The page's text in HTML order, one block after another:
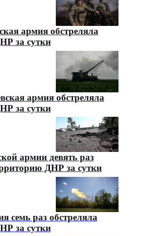
армия обстреляла
за сутки
армия обстреляла
за сутки
армии девять раз
ДНР за сутки
семь раз обстреляла
за сутки